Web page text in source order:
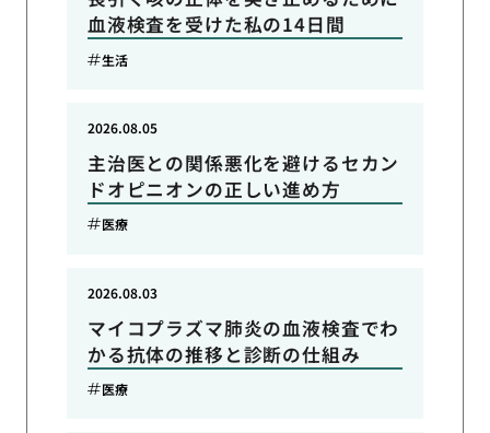
血液検査を受けた私の14日間
生活
主治医との関係悪化を避けるセカン
ドオピニオンの正しい進め方
2026.08.05
医療
マイコプラズマ肺炎の血液検査でわ
かる抗体の推移と診断の仕組み
2026.08.03
医療